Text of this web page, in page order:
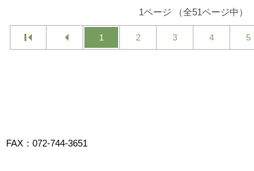
1ページ （全51ページ中）
1 2 3 4 5
FAX：072-744-3651